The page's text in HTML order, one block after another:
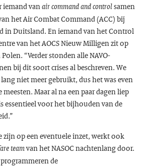
iemand vanair command and controlsamen
het Air Combat Command (ACC) bij
in Duitsland. En iemand van het Control
van het AOCS Nieuw Milligen zit op
“Verder stonden alle NAVO-
bij dit soort crises al beschreven. We
niet meer gebruikt, dus het was even
Maar al na een paar dagen liep
essentieel voor het bijhouden van de
zijn op een eventuele inzet, werkt ook
teamvan het NASOC nachtenlang door.
de